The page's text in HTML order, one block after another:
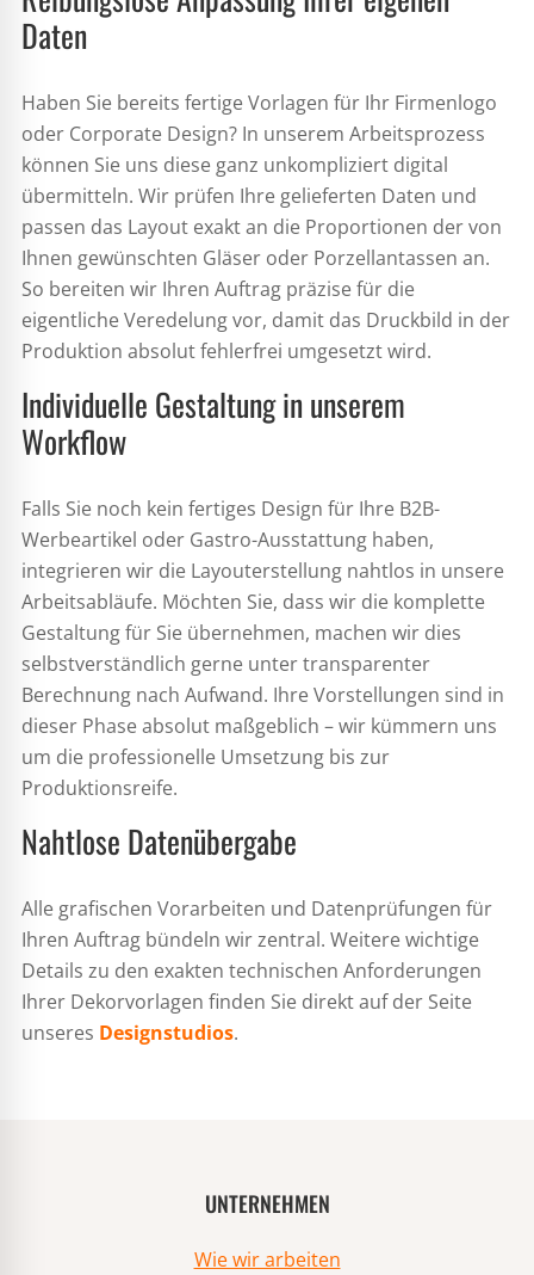
Daten
Haben Sie bereits fertige Vorlagen für Ihr Firmenlogo
oder Corporate Design? In unserem Arbeitsprozess
können Sie uns diese ganz unkompliziert digital
übermitteln. Wir prüfen Ihre gelieferten Daten und
passen das Layout exakt an die Proportionen der von
Ihnen gewünschten Gläser oder Porzellantassen an.
So bereiten wir Ihren Auftrag präzise für die
eigentliche Veredelung vor, damit das Druckbild in der
Produktion absolut fehlerfrei umgesetzt wird.
Individuelle Gestaltung in unserem
Workflow
Falls Sie noch kein fertiges Design für Ihre B2B-
Werbeartikel oder Gastro-Ausstattung haben,
integrieren wir die Layouterstellung nahtlos in unsere
Arbeitsabläufe. Möchten Sie, dass wir die komplette
Gestaltung für Sie übernehmen, machen wir dies
selbstverständlich gerne unter transparenter
Berechnung nach Aufwand. Ihre Vorstellungen sind in
dieser Phase absolut maßgeblich – wir kümmern uns
um die professionelle Umsetzung bis zur
Produktionsreife.
Nahtlose Datenübergabe
Alle grafischen Vorarbeiten und Datenprüfungen für
Ihren Auftrag bündeln wir zentral. Weitere wichtige
Details zu den exakten technischen Anforderungen
Ihrer Dekorvorlagen finden Sie direkt auf der Seite
unseres Designstudios.
UNTERNEHMEN
Wie wir arbeiten